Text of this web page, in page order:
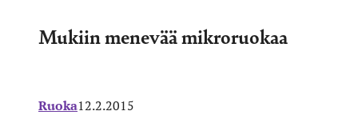
Mukiin menevää mikroruokaa
Ruoka12.2.2015